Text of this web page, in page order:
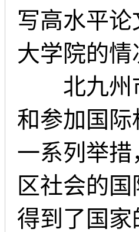
写高水平
大学院的情
北九州市
和参加国
一系列举
区社会的
得到了国家